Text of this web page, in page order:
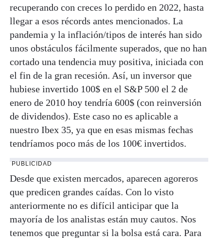
recuperando con creces lo perdido en 2022, hasta
llegar a esos récords antes mencionados. La
pandemia y la inflación/tipos de interés han sido
unos obstáculos fácilmente superados, que no han
cortado una tendencia muy positiva, iniciada con
el fin de la gran recesión. Así, un inversor que
hubiese invertido 100$ en el S&P 500 el 2 de
enero de 2010 hoy tendría 600$ (con reinversión
de dividendos). Este caso no es aplicable a
nuestro Ibex 35, ya que en esas mismas fechas
tendríamos poco más de los 100€ invertidos.
PUBLICIDAD
Desde que existen mercados, aparecen agoreros
que predicen grandes caídas. Con lo visto
anteriormente no es difícil anticipar que la
mayoría de los analistas están muy cautos. Nos
tenemos que preguntar si la bolsa está cara. Para